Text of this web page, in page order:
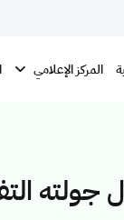
المركز الإعلامي